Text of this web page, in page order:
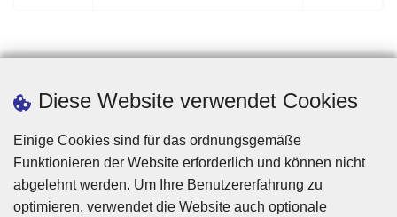
Diese Website verwendet Cookies
Einige Cookies sind für das ordnungsgemäße
Funktionieren der Website erforderlich und können nicht
abgelehnt werden. Um Ihre Benutzererfahrung zu
optimieren, verwendet die Website auch optionale
h
g
e
S
e
h
t
e
i
t